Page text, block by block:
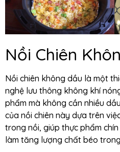
Nồi Chiên
Nồi chiên không dầu là một
nghệ lưu thông không khí
phẩm mà không cần nhiều
của nồi chiên này dựa trên
trong nồi, giúp thực phẩm
làm tăng lượng chất béo